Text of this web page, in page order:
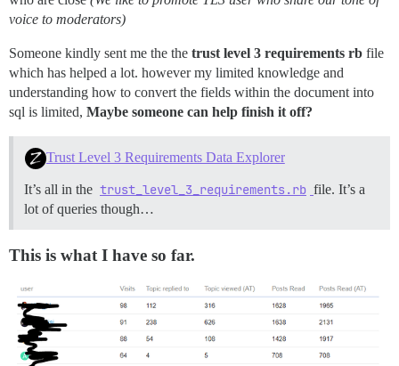
voice to moderators)
Someone kindly sent me the the trust level 3 requirements rb file
which has helped a lot. however my limited knowledge and
understanding how to convert the fields within the document into
sql is limited, Maybe someone can help finish it off?
Trust Level 3 Requirements Data Explorer
It’s all in the trust_level_3_requirements.rb file. It’s a
lot of queries though…
This is what I have so far.